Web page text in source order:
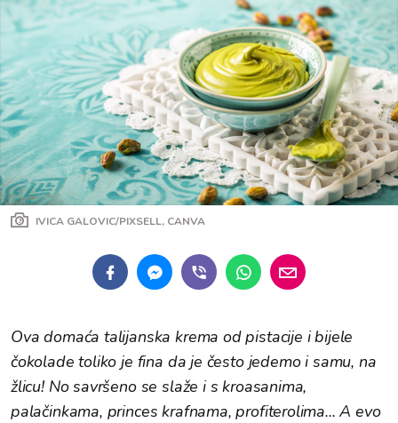
IVICA GALOVIC/PIXSELL, CANVA
Ova domaća talijanska krema od pistacije i bijele
čokolade toliko je fina da je često jedemo i samu, na
žlicu! No savršeno se slaže i s kroasanima,
palačinkama, princes krafnama, profiterolima... A evo